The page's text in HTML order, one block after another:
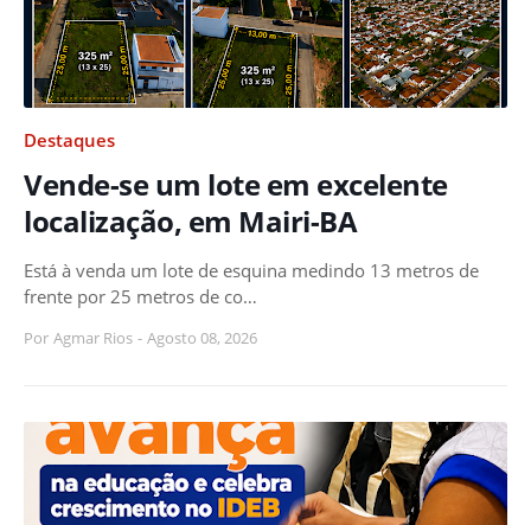
Destaques
Vende-se um lote em excelente
localização, em Mairi-BA
Está à venda um lote de esquina medindo 13 metros de
frente por 25 metros de co…
Por Agmar Rios - Agosto 08, 2026